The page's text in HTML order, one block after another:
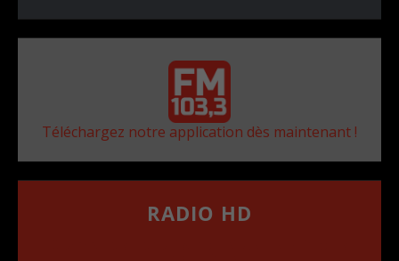
Téléchargez notre application dès maintenant !
RADIO HD